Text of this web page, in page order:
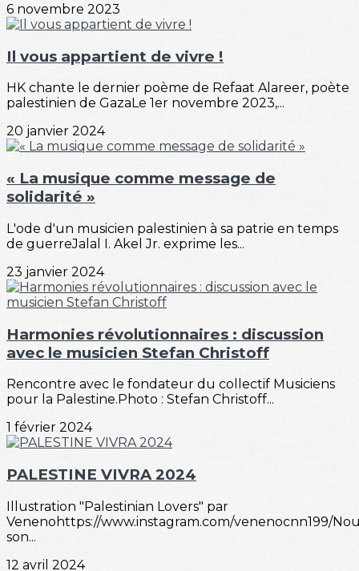
6 novembre 2023
Il vous appartient de vivre !
HK chante le dernier poème de Refaat Alareer, poète
palestinien de GazaLe 1er novembre 2023,...
20 janvier 2024
« La musique comme message de
solidarité »
L'ode d'un musicien palestinien à sa patrie en temps
de guerreJalal I. Akel Jr. exprime les...
23 janvier 2024
Harmonies révolutionnaires : discussion
avec le musicien Stefan Christoff
Rencontre avec le fondateur du collectif Musiciens
pour la Palestine.Photo : Stefan Christoff...
1 février 2024
PALESTINE VIVRA 2024
Illustration "Palestinian Lovers" par
Venenohttps://www.instagram.com/venenocnn199/
son...
12 avril 2024